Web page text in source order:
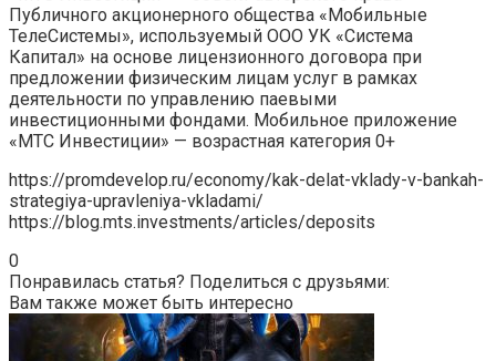
Публичного акционерного общества «Мобильные
ТелеСистемы», используемый ООО УК «Система
Капитал» на основе лицензионного договора при
предложении физическим лицам услуг в рамках
деятельности по управлению паевыми
инвестиционными фондами. Мобильное приложение
«МТС Инвестиции» — возрастная категория 0+
https://promdevelop.ru/economy/kak-delat-vklady-v-bankah-
strategiya-upravleniya-vkladami/
https://blog.mts.investments/articles/deposits
0
Понравилась статья? Поделиться с друзьями:
Вам также может быть интересно